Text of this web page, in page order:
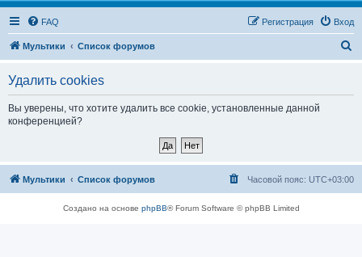
FAQ Вход
Регистрация
Мультики Список форумов
Удалить cookies
Вы уверены, что хотите удалить все cookie, установленные данной
конференцией?
Мультики Список форумов Часовой пояс: UTC+03:00
Создано на основе phpBB® Forum Software © phpBB Limited